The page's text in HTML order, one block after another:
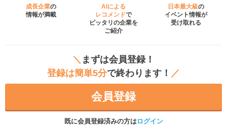
成長企業の
情報が満載
AIによる
レコメンドで
ピッタリの企業を
ご紹介
日本最大級の
イベント情報が
受け取れる
＼ まずは会員登録！
登録は簡単5分で終わります！ ／
会員登録
既に会員登録済みの方はログイン